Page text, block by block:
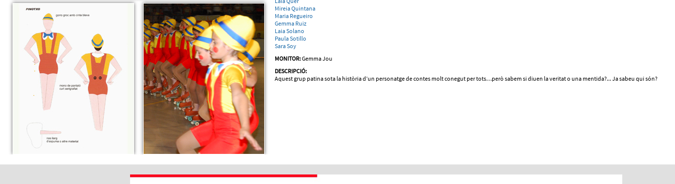
Mireia Quintana
Maria Regueiro
Gemma Ruiz
Laia Solano
Paula Sotillo
Sara Soy
MONITOR:Gemma Jou
DESCRIPCIÓ:
Aquest grup patina sota la història d’un personatge de contes molt conegut per tots…però sabem si diuen la veritat o una mentida?... Ja sabeu qui són?